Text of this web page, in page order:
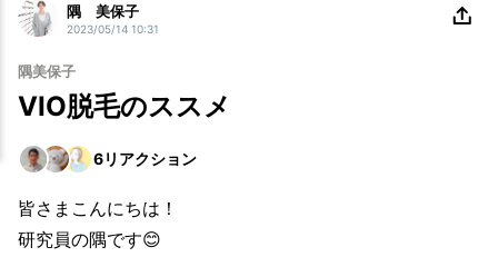
隅 美保子
2023/05/14 10:31
隅美保子
VIO脱毛のススメ
6リアクション
皆さまこんにちは！
研究員の隅です😊